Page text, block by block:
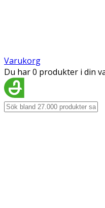
Varukorg
Du har 0 produkter i din